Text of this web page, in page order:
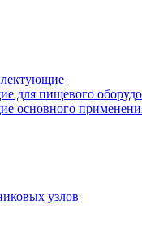
для пищевого
основного
узлов